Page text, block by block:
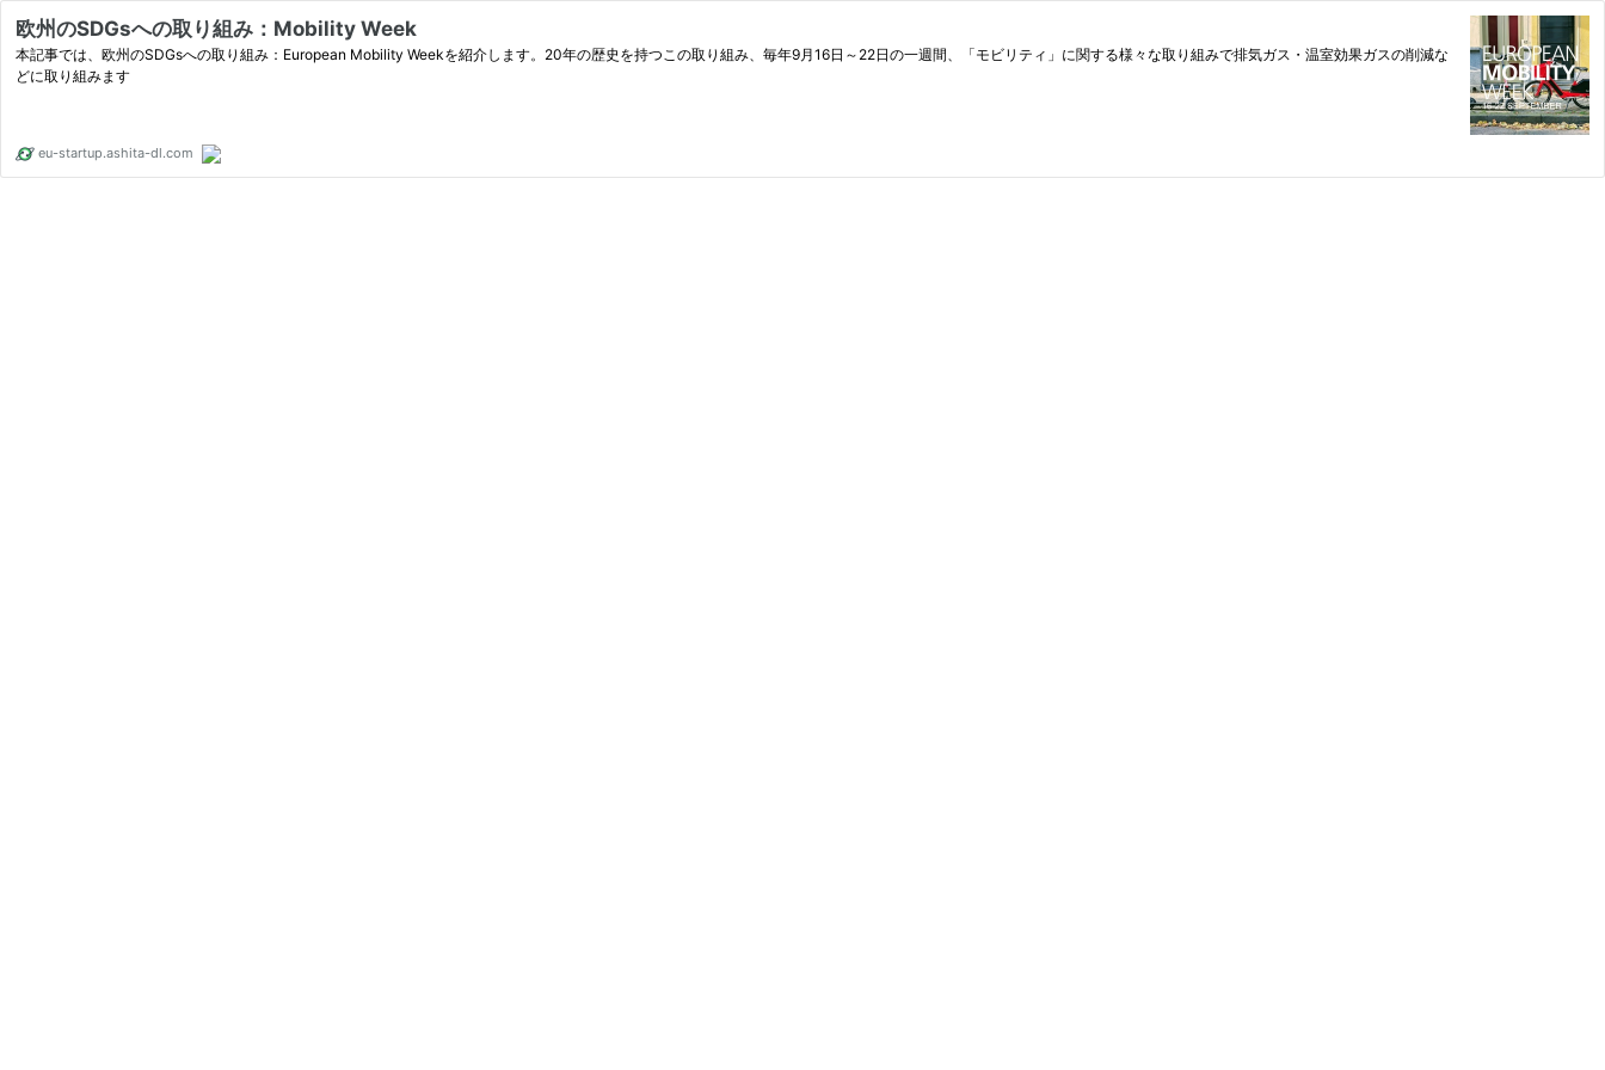
欧州のSDGsへの取り組み：Mobility Week
本記事では、欧州のSDGsへの取り組み：European Mobility Weekを紹介します。20年の歴史を持つこの取り組み、毎年9月16日～22日の一週間、「モビリティ」に関する様々な取り組みで排気ガス・温室効果ガスの削減な
どに取り組みます
eu-startup.ashita-dl.com